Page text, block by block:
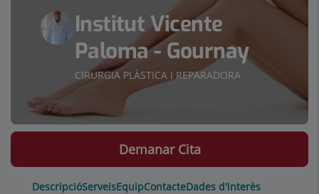
Institut Vicente
Paloma - Gournay
CIRURGIA PLÀSTICA I REPARADORA
DescripcióServeisEquipContacteDades d'interès
Demanar Cita